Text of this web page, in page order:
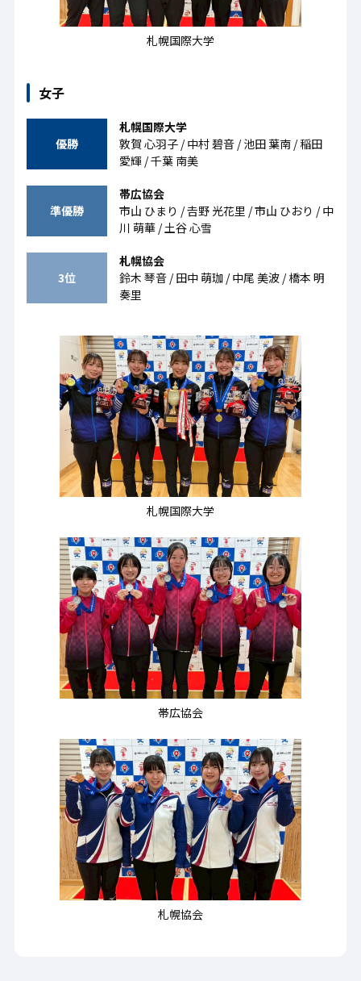
札幌国際大学
女子
優勝
札幌国際大学
敦賀 心羽子 / 中村 碧音 / 池田 葉南 / 稲田
愛輝 / 千葉 南美
準優勝
帯広協会
市山 ひまり / 𠮷野 光花里 / 市山 ひおり / 中
川 萌華 / 土谷 心雪
3位
札幌協会
鈴木 琴音 / 田中 萌珈 / 中尾 美波 / 橋本 明
奏里
札幌国際大学
帯広協会
札幌協会